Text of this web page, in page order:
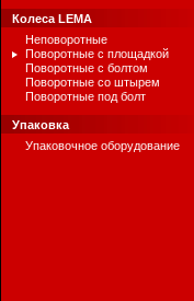
Колеса LEMA
Неповоротные
Поворотные с площадкой
Поворотные с болтом
Поворотные со штырем
Поворотные под болт
Упаковка
Упаковочное оборудование